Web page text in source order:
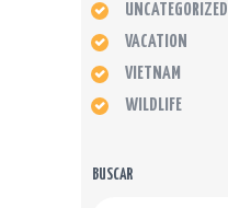
UNCATEGORIZED
VACATION
VIETNAM
WILDLIFE
BUSCAR